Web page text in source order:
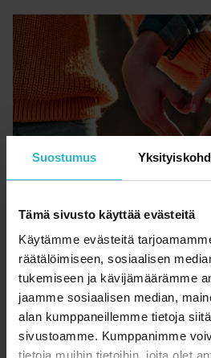
Suostumus
Tämä sivusto käyttää evästeitä
Käytämme evästeitä
räätälöimiseen, sosiaalisen
tukemiseen ja kävijämäärämme
jaamme sosiaalisen median,
alan kumppaneillemme tietoja
sivustoamme. Kumppanimme
tietoja muihin tietoihin, joita olet
Sylvan podcast:
parisuhteeseen, kun
sairautta
28.10.2022